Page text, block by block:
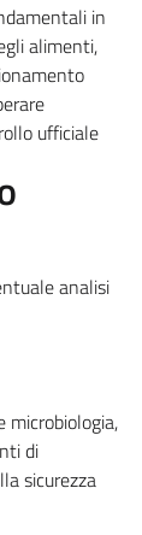
in
alimenti,
ufficiale
analisi
microbiologia,
di
sicurezza